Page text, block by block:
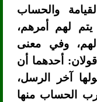
والحساب
لهم أمرهم،
وفي معنى
أحدهما أن
آخر الرسل،
الحساب منها